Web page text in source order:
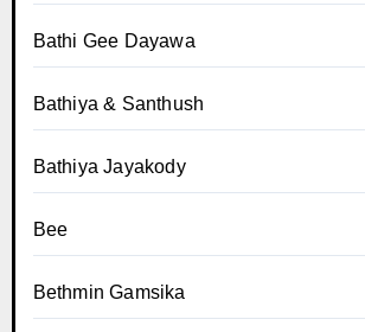
Bathi Gee Dayawa
Bathiya & Santhush
Bathiya Jayakody
Bee
Bethmin Gamsika